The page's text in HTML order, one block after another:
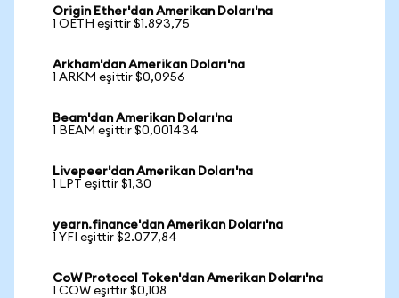
Origin Ether'dan Amerikan Doları'na
1 OETH eşittir $1.893,75
Arkham'dan Amerikan Doları'na
1 ARKM eşittir $0,0956
Beam'dan Amerikan Doları'na
1 BEAM eşittir $0,001434
Livepeer'dan Amerikan Doları'na
1 LPT eşittir $1,30
yearn.finance'dan Amerikan Doları'na
1 YFI eşittir $2.077,84
CoW Protocol Token'dan Amerikan Doları'na
1 COW eşittir $0,108